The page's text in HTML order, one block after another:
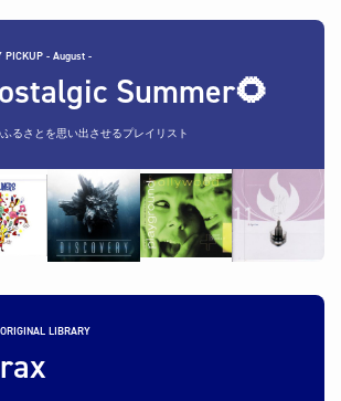
PICKUP - August -
Summer🌻
るさとを思い出させるプレイリスト
LIBRARY